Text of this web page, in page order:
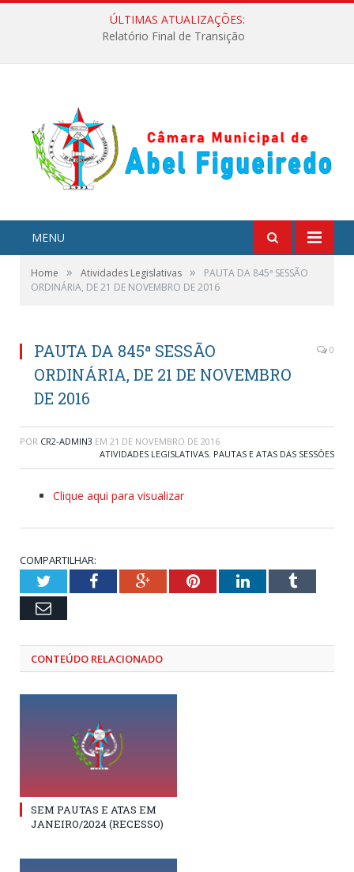
ÚLTIMAS ATUALIZAÇÕES:
Relatório Final de Transição
MENU
Home » Atividades Legislativas »
PAUTA DA 845ª SESSÃO
ORDINÁRIA, DE 21 DE NOVEMBRO DE 2016
PAUTA DA 845ª SESSÃO
ORDINÁRIA, DE 21 DE NOVEMBRO
DE 2016
0
POR CR2-ADMIN3 EM 21 DE NOVEMBRO DE 2016
ATIVIDADES LEGISLATIVAS, PAUTAS E ATAS DAS SESSÕES
Clique aqui para visualizar
COMPARTILHAR:
TwitterFacebookGoogle+PinterestLinkedInTumblr
Email
CONTEÚDO RELACIONADO
SEM PAUTAS E ATAS EM
JANEIRO/2024 (RECESSO)